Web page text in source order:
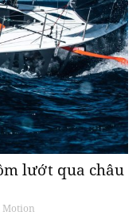
lướt qua châu
Motion